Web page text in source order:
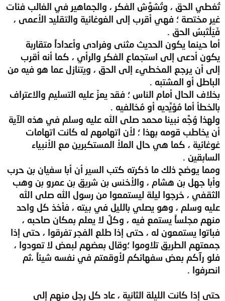
تُغطي الحق ، وتُشوِّش الفكر ، والجماهير في الغالب فئات
غير مختصة ؛ فهي أقرب إلى الغوغائية والتقليد الأعمى ،
فَيَلْتَبسُ الحق .
أما حينما يكون الحديث مثنى وفرادى وأعداداً متقاربة
يكون أدعى إلى استجماع الفكر والرأي ، كما أنه أقرب
إلى أن يرجع المخطيء إلى الحق ، ويتنازل عما هو فيه من
الباطل أو المشتبه .
بخلاف الحال أمام الناس ؛ فقد يعزّ عليه التسليم والاعتراف
بالخطأ أما مُؤيِّديه أو مُخالفيه .
ولهذا وُجِّه نبينا محمد صلى الله عليه وسلم في هذه الآية
أن يخاطب قومه بهذا ؛ لأن اتهامهم له كانت اتهامات
غوغائية ، كما هي حال الملأ المستكبرين مع الأنبياء
السابقين .
ومما يوضح ذلك ما ذكرته كتب السير أن أبا سفيان بن حرب
وأبا جهل بن هشام ، والأخنس بن شريق بن عمرو بن وهب
الثقفي ، خرجوا ليلة ليستمعوا من رسول الله صلى الله
عليه وسلم ، وهو يصلي بالليل في بيته ، فأخذ كل واحد
منهم مجلساً يستمع فيه ، وكلٌ لا يعلم بمكان صاحبه ،
فباتوا يستمعون له ، حتى إذا طلع الفجر تفرقوا ، حتى إذا
جمعتهم الطريق تلاوموا ؛وقال بعضهم لبعض لا تعودوا ،
فلو رآكم بعض سفهائكم لأوقعتم في نفسه شيئاً ،ثم
انصرفوا .
حتى إذا كانت الليلة الثانية ، عاد كل رجل منهم إلى